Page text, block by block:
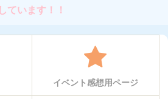
しています！！
イベント感想用ページ